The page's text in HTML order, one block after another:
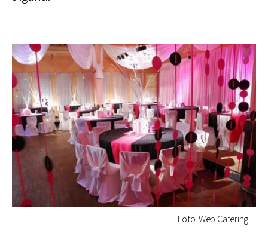
Foto: Web Catering.